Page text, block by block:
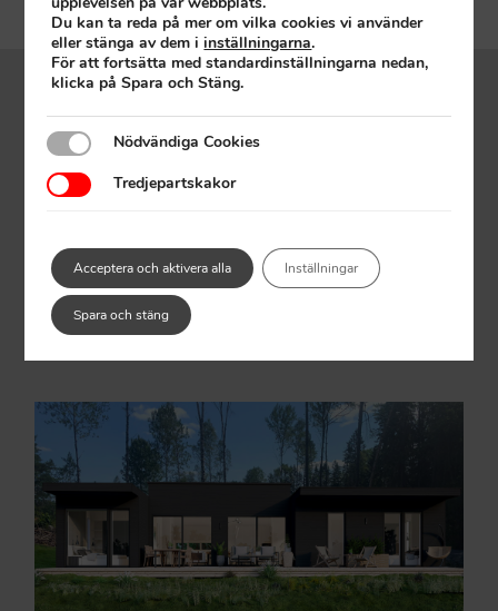
Ditt nya boende?
125m2 dansk design med möjlighet för att
om Stockholm.
Läs mer
Du kan ta reda på mer om vilka cookies vi använder
eller stänga av dem iinställningarna.
För att fortsätta med standardinställningarna nedan,
klicka på Spara och Stäng.
Nödvändiga Cookies
Nödvändiga Cookies
Tredjepartskakor
Tredjepartskakor
Acceptera och aktivera alla Inställningar
Spara och stäng